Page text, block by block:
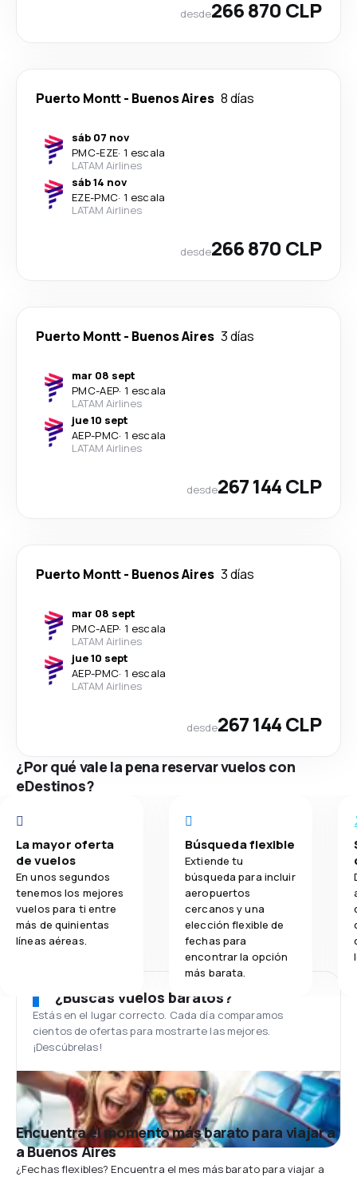
desde266 870 CLP
Puerto Montt- Buenos Aires 8 días
sáb 07 nov
PMC-EZE· 1 escala
LATAM Airlines
sáb 14 nov
EZE-PMC· 1 escala
LATAM Airlines
desde266 870 CLP
Puerto Montt- Buenos Aires 3 días
mar 08 sept
PMC-AEP· 1 escala
LATAM Airlines
jue 10 sept
AEP-PMC· 1 escala
LATAM Airlines
desde267 144 CLP
Puerto Montt- Buenos Aires 3 días
mar 08 sept
PMC-AEP· 1 escala
LATAM Airlines
jue 10 sept
AEP-PMC· 1 escala
LATAM Airlines
desde267 144 CLP
¿Por qué vale la pena reservar vuelos con
eDestinos?
La mayor oferta
de vuelos
En unos segundos
tenemos los mejores
vuelos para ti entre
más de quinientas
líneas aéreas.
Búsqueda flexible
Extiende tu
búsqueda para incluir
aeropuertos
cercanos y una
elección flexible de
fechas para
encontrar la opción
más barata.
¿Buscas vuelos baratos?
Estás en el lugar correcto. Cada día comparamos
cientos de ofertas para mostrarte las mejores.
¡Descúbrelas!
Encuentra el momento más barato para viajar a
a Buenos Aires
¿Fechas flexibles? Encuentra el mes más barato para viajar a